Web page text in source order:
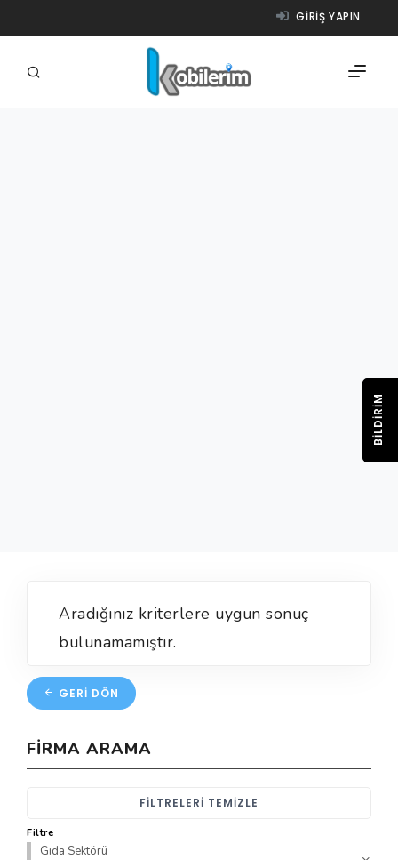
GIRIŞ YAPIN
Aradığınız kriterlere uygun sonuç
bulunamamıştır.
GERI DÖN
FIRMA ARAMA
FILTRELERI TEMIZLE
Filtre
Gıda Sektörü
BILDIRIM